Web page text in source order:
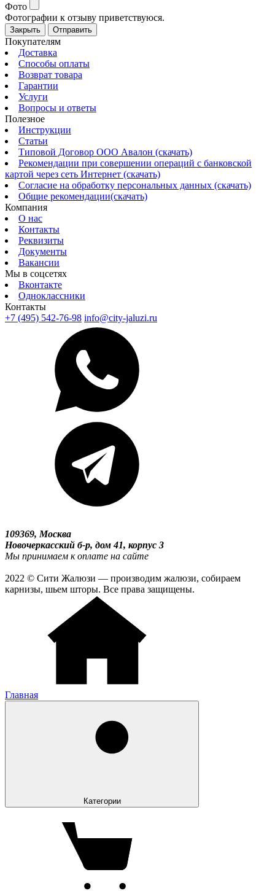
Фото
Фотографии к отзыву приветствуюся.
Закрыть Отправить
Покупателям
Доставка
Способы оплаты
Возврат товара
Гарантии
Услуги
Вопросы и ответы
Полезное
Инструкции
Статьи
Типовой Договор ООО Авалон (скачать)
Рекомендации при совершении операций с банковской
картой через сеть Интернет (скачать)
Согласие на обработку персональных данных (скачать)
Общие рекомендации(скачать)
Компания
О нас
Контакты
Реквизиты
Документы
Вакансии
Мы в соцсетях
Вконтакте
Одноклассники
Контакты
+7 (495) 542-76-98 info@city-jaluzi.ru
109369, Москва
Новочеркасский б-р, дом 41, корпус 3
Мы принимаем к оплате на сайте
2022 © Сити Жалюзи — производим жалюзи, собираем
карнизы, шьем шторы. Все права защищены.
Главная
Категории